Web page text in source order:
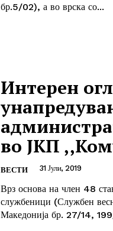
бр.5/02), а во врска со...
Интерен
во ЈКП
ВЕСТИ 31 Јули, 2019
Врз основа на член 48
службеници (Службен
Македонија бр. 27/14,